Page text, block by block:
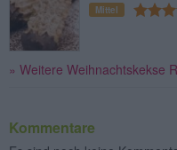
Mittel
» Weitere Weihnachtskekse
Kommentare